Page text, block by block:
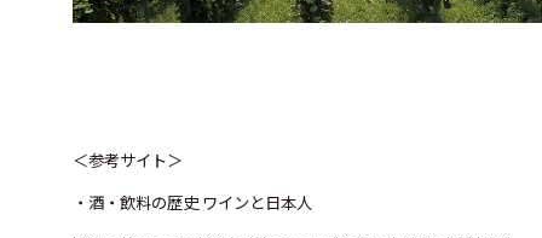
＜参考サイト＞
・酒・飲料の歴史 ワインと日本人